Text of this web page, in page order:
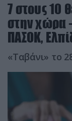
7 στους 10
στην χώρα
ΠΑΣΟΚ,
«Ταβάνι» το